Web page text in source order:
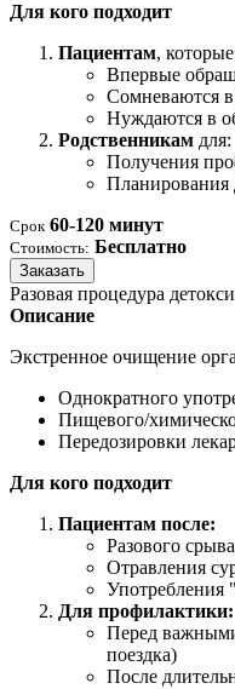
Для кого подходит
Пациентам,
Впервые
Сомневаются
Нуждаются в
Родственникам для:
Получения
Планирования
Срок 60-120 минут
Стоимость: Бесплатно
Заказать
Разовая процедура
Описание
Экстренное очищение
Однократного
Пищевого/
Передозировки
Для кого подходит
Пациентам после:
Разового
Отравления
Употребления
Для профилактики:
Перед
поездка)
После